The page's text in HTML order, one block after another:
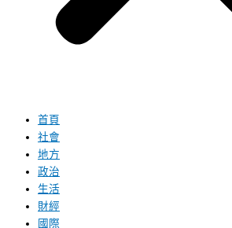
首頁
社會
地方
政治
生活
財經
國際